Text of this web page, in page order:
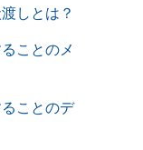
しとは？
ことのメ
ことのデ